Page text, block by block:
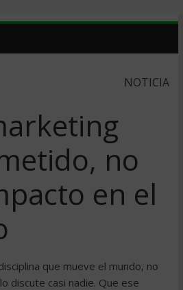
NOTICIA
no
en el
que mueve el mundo, no
discute casi nadie. Que ese